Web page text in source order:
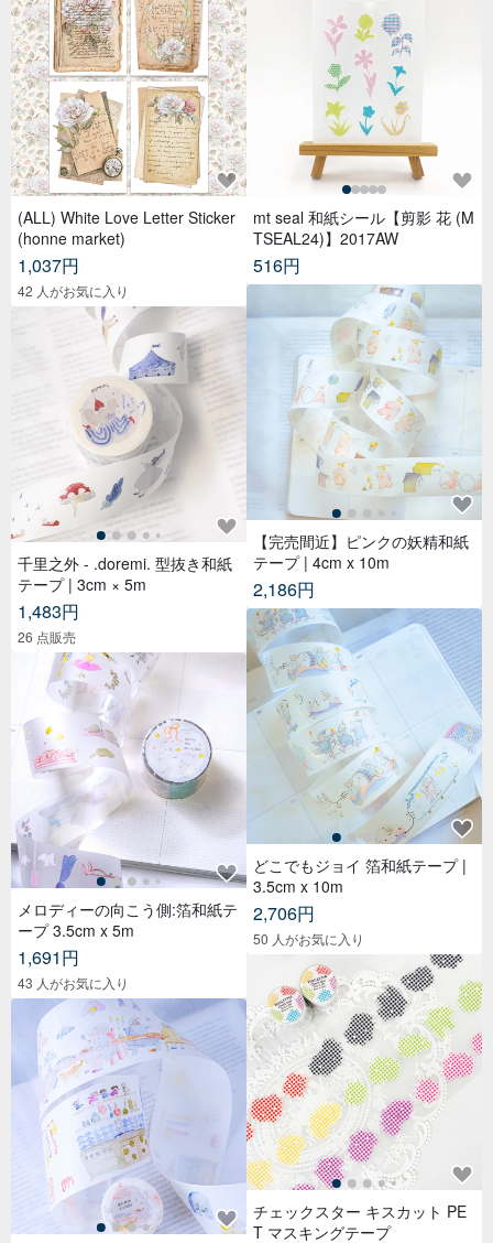
(ALL) White Love Letter Sticker
(honne market)
1,037円
42 人がお気に入り
千里之外 - .doremi. 型抜き和紙
テープ | 3cm × 5m
1,483円
26 点販売
メロディーの向こう側:箔和紙テ
ープ 3.5cm x 5m
1,691円
43 人がお気に入り
mt seal 和紙シール【剪影 花 (M
TSEAL24)】2017AW
516円
【完売間近】ピンクの妖精和紙
テープ | 4cm x 10m
2,186円
どこでもジョイ 箔和紙テープ |
3.5cm x 10m
2,706円
50 人がお気に入り
チェックスター キスカット PE
T マスキングテープ